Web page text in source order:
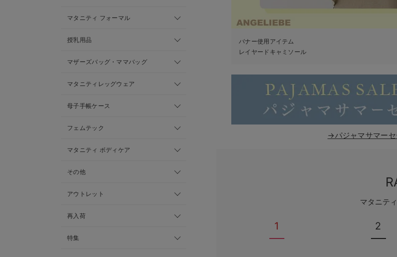
マタニティ フォーマル
授乳用品
マザーズバッグ・ママバッグ
マタニティレッグウェア
母子手帳ケース
フェムテック
マタニティ ボディケア
その他
アウトレット
再入荷
特集
バナー使用アイテム
レイヤードキャミソール
→パジャマサマー
マタニテ
1 2